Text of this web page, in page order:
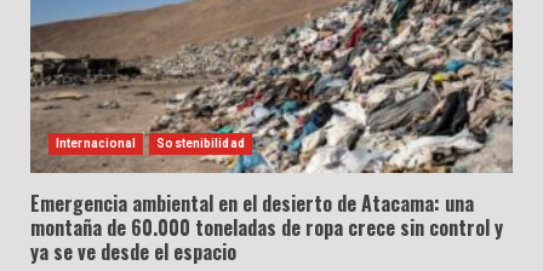
Internacional Sostenibilidad
Emergencia ambiental en el desierto de Atacama: una
montaña de 60.000 toneladas de ropa crece sin control y
ya se ve desde el espacio